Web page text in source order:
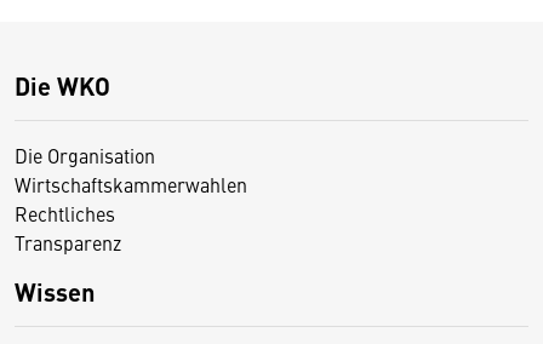
Die WKO
Die Organisation
Wirtschaftskammerwahlen
Rechtliches
Transparenz
Wissen